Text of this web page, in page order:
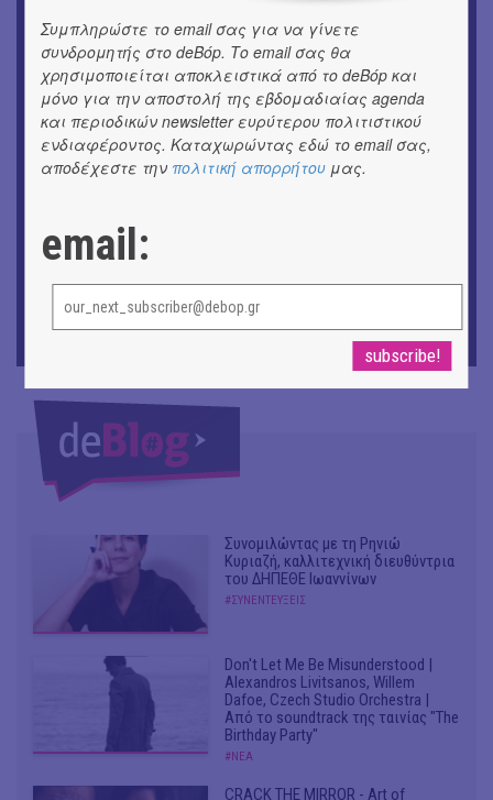
Αργύρης Ραλλιάς | Λιτανεία
Θανάσης Λάλας-Κώστας Τσόκλης - Συνομιλώντας με
εικόνες και λέξεις
ΜΟΥΣΙΚΗ
Συνομιλώντας με τη Ρηνιώ
Κυριαζή, καλλιτεχνική διευθύντρια
του ΔΗΠΕΘΕ Ιωαννίνων
#ΣΥΝΕΝΤΕΥΞΕΙΣ
Don't Let Me Be Misunderstood |
Alexandros Livitsanos, Willem
Dafoe, Czech Studio Orchestra |
Από το soundtrack της ταινίας "The
Birthday Party"
#ΝΕΑ
CRACK THE MIRROR - Art of
Συμπληρώστε το email σας για να γίνετε
συνδρομητής στο deBόp. Το email σας θα
χρησιμοποιείται αποκλειστικά από το deBόp και
μόνο για την αποστολή της εβδομαδιαίας agenda
και περιοδικών newsletter ευρύτερου πολιτιστικού
ενδιαφέροντος. Καταχωρώντας εδώ το email σας,
αποδέχεστε την πολιτική απορρήτου μας.
email: